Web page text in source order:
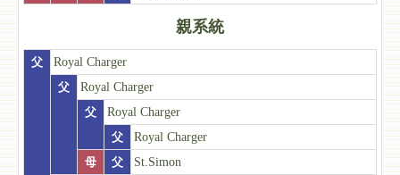
親系統
父
Royal Charger
父
Royal Charger
父
Royal Charger
父
Royal Charger
母
父
St.Simon